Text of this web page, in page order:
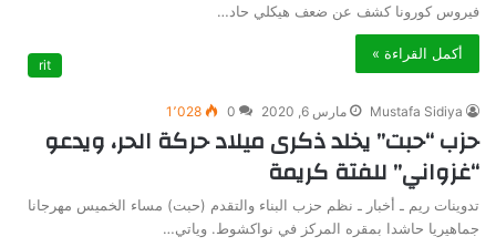
فيروس كورونا كشف عن ضعف هيكلي حاد…
أكمل القراءة »
Mustafa Sidiya مارس 6, 2020 0 1٬028
حزب “حبت” يخلد ذكرى ميلاد حركة الحر، ويدعو
“غزواني” للفتة كريمة
تدوينات ريم ـ أخبار ـ نظم حزب البناء والتقدم (حبت) مساء الخميس مهرجانا
جماهيريا حاشدا بمقره المركز في نواكشوط. وياتي…